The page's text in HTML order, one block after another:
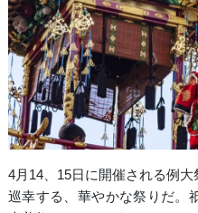
4月14、15日に開催される例
巡幸する、華やかな祭りだ。